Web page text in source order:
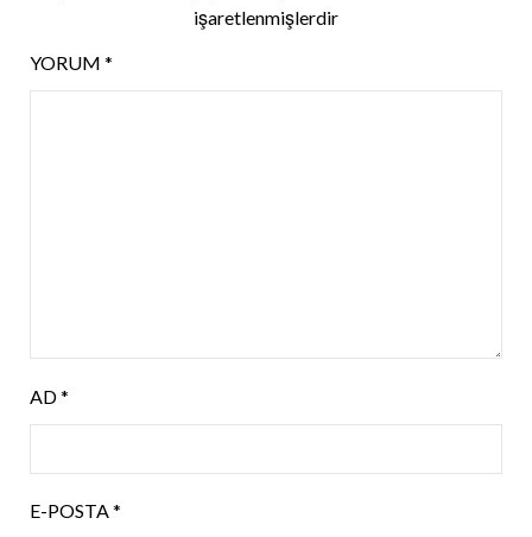
işaretlenmişlerdir
YORUM *
AD*
E-POSTA*